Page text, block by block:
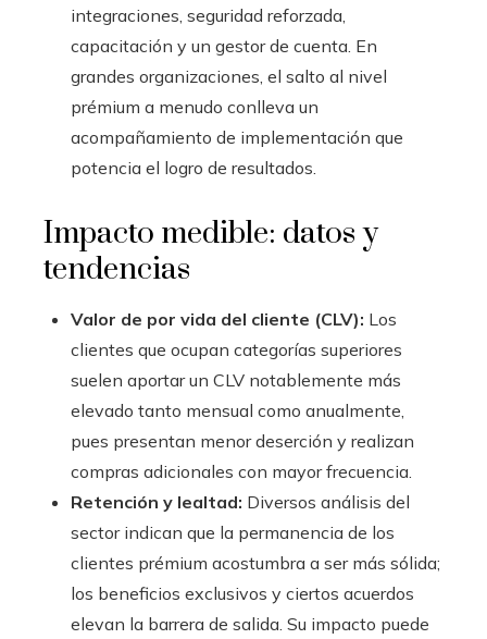
integraciones, seguridad reforzada,
capacitación y un gestor de cuenta. En
grandes organizaciones, el salto al nivel
prémium a menudo conlleva un
acompañamiento de implementación que
potencia el logro de resultados.
Impacto medible: datos y
tendencias
Valor de por vida del cliente (CLV): Los
clientes que ocupan categorías superiores
suelen aportar un CLV notablemente más
elevado tanto mensual como anualmente,
pues presentan menor deserción y realizan
compras adicionales con mayor frecuencia.
Retención y lealtad: Diversos análisis del
sector indican que la permanencia de los
clientes prémium acostumbra a ser más sólida;
los beneficios exclusivos y ciertos acuerdos
elevan la barrera de salida. Su impacto puede